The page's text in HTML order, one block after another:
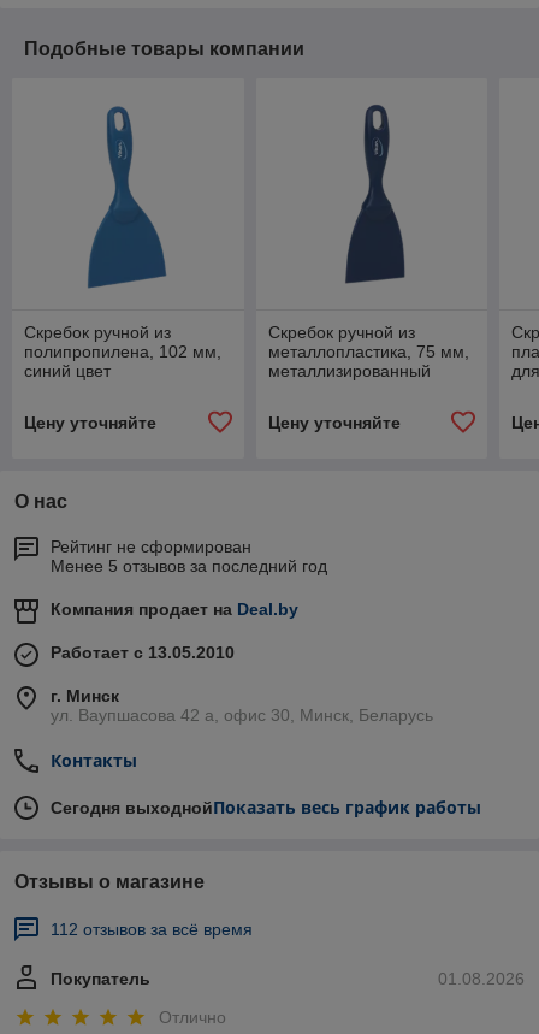
Подобные товары компании
Скребок ручной из
полипропилена, 102 мм,
синий цвет
Цену уточняйте
Скребок ручной из
металлопластика, 75 мм,
металлизированный
Цену уточняйте
О нас
Рейтинг не сформирован
Менее 5 отзывов за последний год
Компания продает на Deal.by
Работает с 13.05.2010
г. Минск
ул. Ваупшасова 42 а, офис 30, Минск, Беларусь
Контакты
Сегодня выходнойПоказать весь график работы
Отзывы о магазине
112 отзывов за всё время
01.08.2026
Покупатель
Отлично